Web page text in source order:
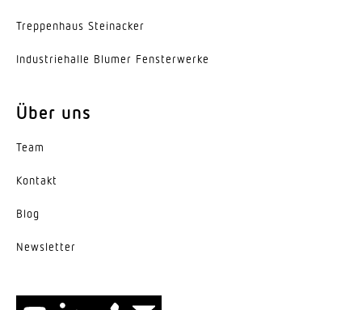
Aluminium
Glas transparent
Ausstrahlungswinkel
Medium
Energieeffizienzklasse
Herstellergarantie
Trep­penhaus Steinacker
Indus­trie­halle Blumer Fensterwerke
Über uns
Team
Kontakt
Blog
News­letter